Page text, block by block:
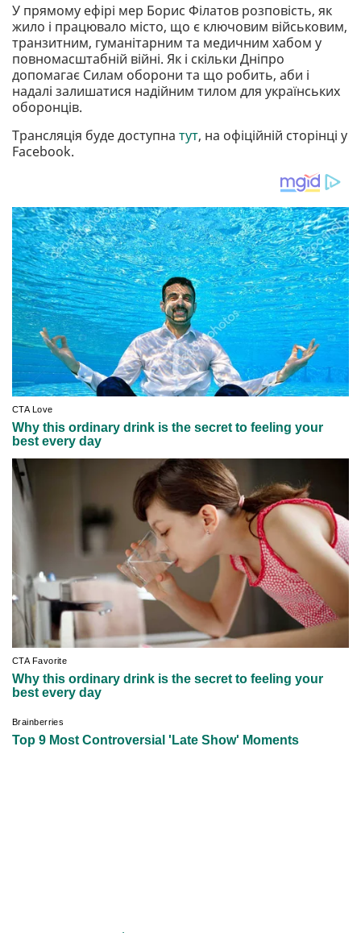
У прямому ефірі мер Борис Філатов розповість, як
жило і працювало місто, що є ключовим військовим,
транзитним, гуманітарним та медичним хабом у
повномасштабній війні. Як і скільки Дніпро
допомагає Силам оборони та що робить, аби і
надалі залишатися надійним тилом для українських
оборонців.
Трансляція буде доступна тут, на офіційній сторінці у
Facebook.